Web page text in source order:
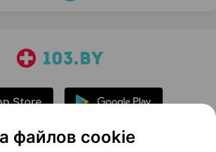
файлов cookie